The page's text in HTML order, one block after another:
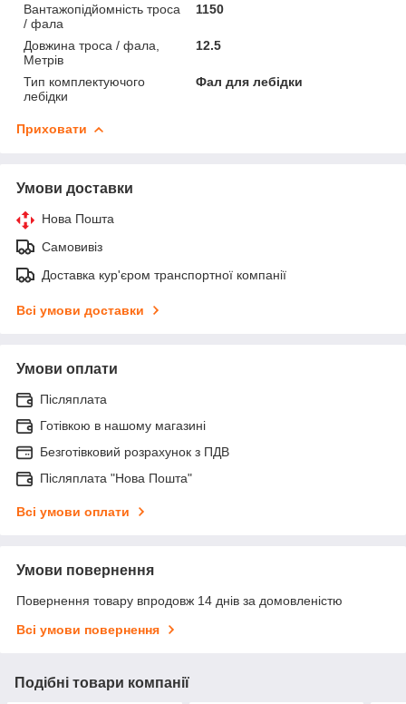
Вантажопідйомність троса
/ фала
1150
Довжина троса / фала,
Метрів
12.5
Тип комплектуючого
лебідки
Фал для лебідки
Приховати
Умови доставки
Нова Пошта
Самовивіз
Доставка кур'єром транспортної компанії
Всі умови доставки
Умови оплати
Післяплата
Готівкою в нашому магазині
Безготівковий розрахунок з ПДВ
Післяплата "Нова Пошта"
Всі умови оплати
Умови повернення
Повернення товару впродовж 14 днів за домовленістю
Всі умови повернення
Подібні товари компанії